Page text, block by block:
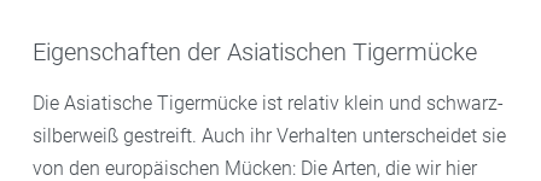
Eigenschaften der Asiatischen Tigermücke
Die Asiatische Tigermücke ist relativ klein und schwarz-
silberweiß gestreift. Auch ihr Verhalten unterscheidet sie
von den europäischen Mücken: Die Arten, die wir hier